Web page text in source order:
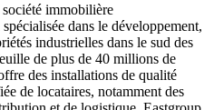
immobilière
dans le développement,
industrielles dans le sud des
de plus de 40 millions de
des installations de qualité
de locataires, notamment des